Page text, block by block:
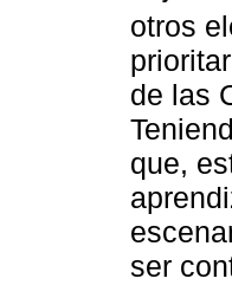
otros
de las
que,
ser